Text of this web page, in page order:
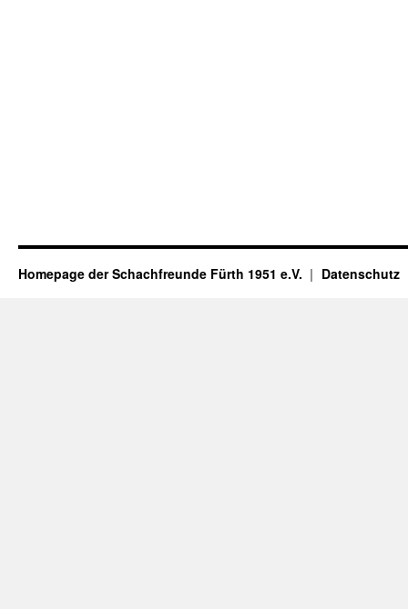
Homepage der Schachfreunde Fürth 1951 e.V. Datenschutz